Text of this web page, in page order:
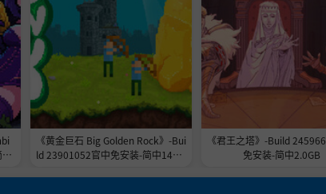
《黄金巨石 Big Golden Rock》-Bui
ld 23901052官中免安装-简中148.7
《君王之塔》-Build
免安装-简中2.0GB